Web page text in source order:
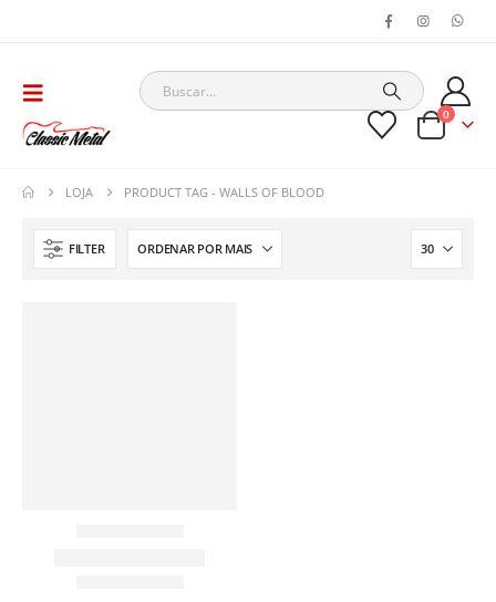
0
LOJA PRODUCT TAG -WALLS OF BLOOD
FILTER